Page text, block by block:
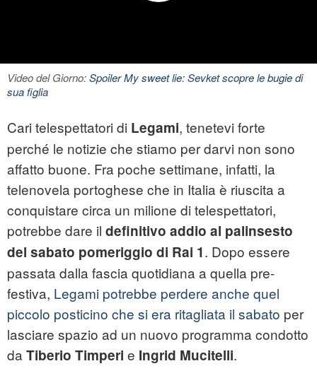
Video del Giorno:Spoiler My sweet lie: Sevket scopre le bugie di
sua figlia
Cari telespettatori di Legami, tenetevi forte
perché le notizie che stiamo per darvi non sono
affatto buone. Fra poche settimane, infatti, la
telenovela portoghese che in Italia è riuscita a
conquistare circa un milione di telespettatori,
potrebbe dare il definitivo addio al palinsesto
del sabato pomeriggio di Rai 1. Dopo essere
passata dalla fascia quotidiana a quella pre-
festiva, Legami potrebbe perdere anche quel
piccolo posticino che si era ritagliata il sabato per
lasciare spazio ad un nuovo programma condotto
da Tiberio Timperi e Ingrid Mucitelli.